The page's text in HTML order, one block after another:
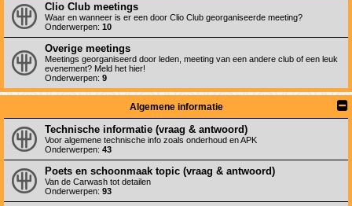
Clio Club meetings
Waar en wanneer is er een door Clio Club georganiseerde meeting?
Onderwerpen: 10
Overige meetings
Meetings georganiseerd door leden, meeting van een andere club of een leuk
evenement? Meld het hier!
Onderwerpen: 9
Algemene informatie
Technische informatie (vraag & antwoord)
Voor algemene technische info zoals onderhoud en APK
Onderwerpen: 43
Poets en schoonmaak topic (vraag & antwoord)
Van de Carwash tot detailen
Onderwerpen: 93